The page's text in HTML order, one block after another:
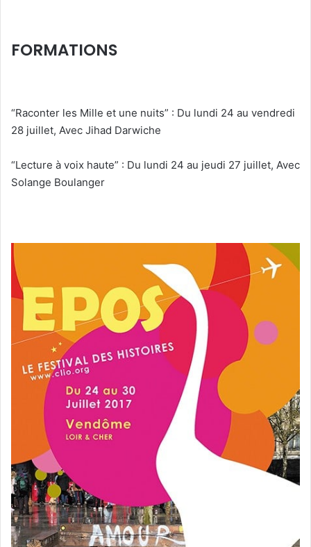
FORMATIONS
“Raconter les Mille et une nuits” : Du lundi 24 au vendredi
28 juillet, Avec Jihad Darwiche
“Lecture à voix haute” : Du lundi 24 au jeudi 27 juillet, Avec
Solange Boulanger